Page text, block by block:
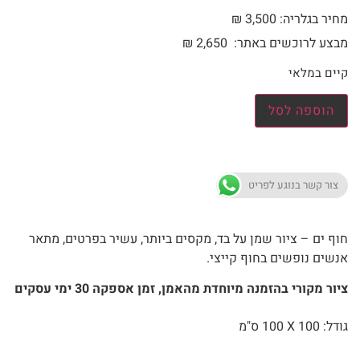
מחיר בגלריה: 3,500 ₪
מבצע לרוכשים באתר:
₪ 2,650
קיים במלאי
הוספה לסל
צור קשר בנוגע לפריט
חוף ים – ציור שמן על בד, מקסים ביותר, עשיר בפרטים, מתאר
אנשים נופשים בחוף קייצי.
ציור מקורי בהזמנה מיוחדת מהאמן, זמן אספקה 30 ימי עסקים
גודל: 100 X
100 ס"מ